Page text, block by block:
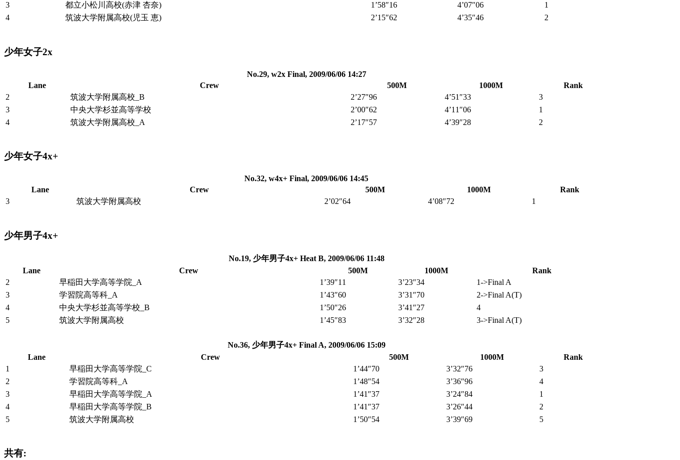
3
都立小松川高校(赤津 杏奈) 1’58″16 4’07″06
1
4
筑波大学附属高校(児玉 恵) 2’15″62 4’35″46 2
少年女子2x
No.29, w2x Final, 2009/06/06 14:27
Lane
Crew 500M 1000M
Rank
2
筑波大学附属高校_B 2’27″96 4’51″33
3
3
中央大学杉並高等学校 2’00″62 4’11″06
1
4
筑波大学附属高校_A 2’17″57 4’39″28 2
少年女子4x+
No.32, w4x+ Final, 2009/06/06 14:45
Lane
Crew 500M 1000M
Rank
3
筑波大学附属高校 2’02″64 4’08″72 1
少年男子4x+
No.19, 少年男子4x+ Heat B, 2009/06/06 11:48
Lane
Crew 500M 1000M
Rank
2
早稲田大学高等学院_A 1’39″11 3’23″34
1->Final A
3
学習院高等科_A 1’43″60 3’31″70
2->Final A(T)
4
中央大学杉並高等学校_B 1’50″26 3’41″27
4
5
筑波大学附属高校 1’45″83 3’32″28 3->Final A(T)
No.36, 少年男子4x+ Final A, 2009/06/06 15:09
Lane
Crew 500M 1000M
Rank
1
早稲田大学高等学院_C 1’44″70 3’32″76
3
2
学習院高等科_A 1’48″54 3’36″96
4
3
早稲田大学高等学院_A 1’41″37 3’24″84
1
4
早稲田大学高等学院_B 1’41″37 3’26″44
2
5
筑波大学附属高校 1’50″54 3’39″69 5
共有: